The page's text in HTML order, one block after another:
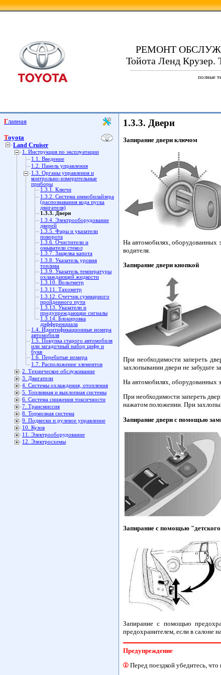
РЕМОНТ
Тойота Ленд Крузер.
полные
Главная
Toyota
Land Cruiser
1. Инструкция по эксплуатации
1.1. Введение
1.2. Панель управления
1.3. Органы управления и
контрольно-измерительные
приборы
1.3.1. Ключи
1.3.2. Система иммобилайзера
(распознавания кода пуска
двигателя)
1.3.3. Двери
1.3.4. Электрооборудование
дверей
1.3.5. Фары и указатели
поворота
1.3.6. Очистители и
омыватели стекол
1.3.7. Защелка капота
1.3.8. Указатель уровня
топлива
1.3.9. Указатель температуры
охлаждающей жидкости
1.3.10. Вольтметр
1.3.11. Тахометр
1.3.12. Счетчик суммарного
пройденного пути
1.3.13. Указатели и
предупреждающие сигналы
1.3.14. Блокировка
дифференциала
1.4. Идентификационные номера
автомобиля
1.5. Покупка старого автомобиля
или загадочный набор цифр и
букв
1.6. Перебитые номера
1.7. Расположение элементов
2. Техническое обслуживание
3. Двигатели
4. Системы охлаждения, отопления
5. Топливная и выхлопная системы
6. Система снижения токсичности
7. Трансмиссия
8. Тормозная система
9. Подвески и рулевое управление
10. Кузов
11. Электрооборудование
12. Электросхемы
1.3.3. Двери
Запирание двери ключом
На автомобилях, оборудованных
водителя.
Запирание двери кнопкой
При необходимости запереть
захлопывании двери не забудьте
На автомобилях, оборудованных
При необходимости запереть
нажатом положении. При
Запирание двери с помощью
Запирание с помощью
Запирание с помощью
предохранителем, если в салоне
Предупреждение
Перед поездкой убедитесь, что